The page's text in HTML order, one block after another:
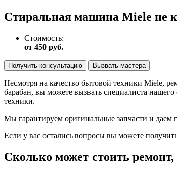
Стиральная машина Miele не
Стоимость:
от 450 руб.
Получить консультацию Вызвать мастера
Несмотря на качество бытовой техники Miele,
барабан, вы можете вызвать специалиста
техники.
Мы гарантируем оригинальные запчасти и даем
Если у вас остались вопросы вы можете
Сколько может стоить